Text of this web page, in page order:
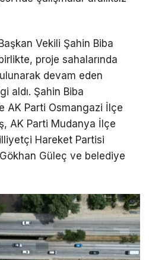
Vekili Şahin Biba
proje sahalarında
devam eden
aldı. Şahin Biba
AK Parti Osmangazi İlçe
AK Parti Mudanya İlçe
Hareket Partisi
Güleç ve belediye